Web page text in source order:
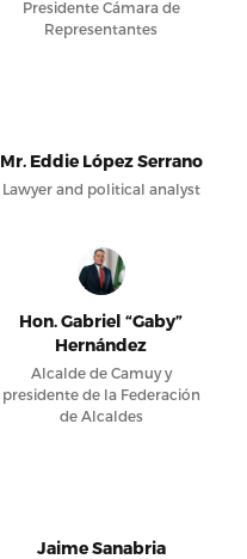
Presidente Cámara de
Representantes
Mr. Eddie López Serrano
Lawyer and political analyst
Hon. Gabriel “Gaby”
Hernández
Alcalde de Camuy y
presidente de la Federación
de Alcaldes
Jaime Sanabria